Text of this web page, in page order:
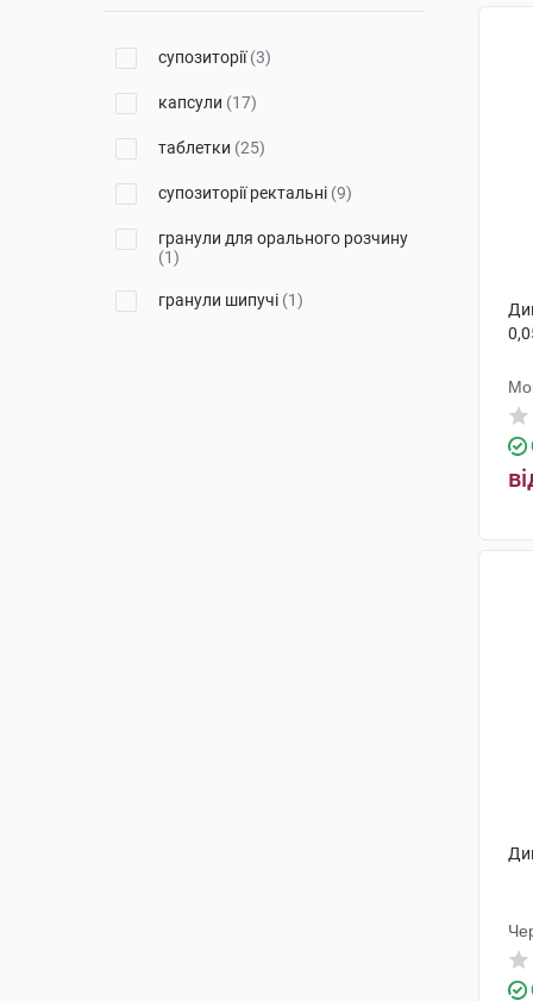
Лек Фармацевтична компанія
(1)
Фармасьютікал Продактс С.А.
(1)
супозиторії(3)
капсули (17)
таблетки (25)
супозиторії ректальні (9)
гранули для орального розчину
(1)
гранули шипучі (1)